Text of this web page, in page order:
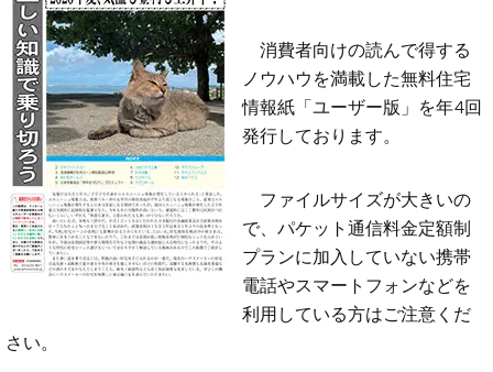
消費者向けの読んで得する
ノウハウを満載した無料住宅
情報紙「ユーザー版」を年4回
発行しております。
ファイルサイズが大きいの
で、パケット通信料金定額制
プランに加入していない携帯
電話やスマートフォンなどを
利用している方はご注意くだ
さい。